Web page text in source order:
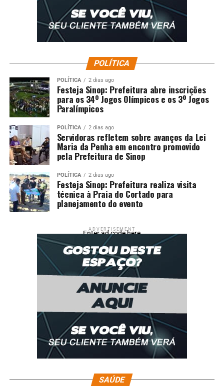
POLÍTICA
POLÍTICA 2 dias ago
Festeja Sinop: Prefeitura abre inscrições
para os 34º Jogos Olímpicos e os 3º Jogos
Paralímpicos
POLÍTICA 2 dias ago
Servidoras refletem sobre avanços da Lei
Maria da Penha em encontro promovido
pela Prefeitura de Sinop
POLÍTICA 2 dias ago
Festeja Sinop: Prefeitura realiza visita
técnica à Praia do Cortado para
planejamento do evento
ADVERTISEMENT
Enter ad code here
SAÚDE